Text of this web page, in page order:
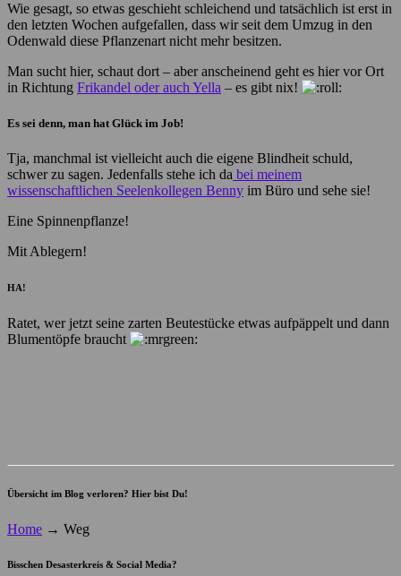
Wie gesagt, so etwas geschieht schleichend und tatsächlich ist erst in
den letzten Wochen aufgefallen, dass wir seit dem Umzug in den
Odenwald diese Pflanzenart nicht mehr besitzen.
Man sucht hier, schaut dort – aber anscheinend geht es hier vor Ort
in Richtung Frikandel oder auch Yella – es gibt nix!
Es sei denn, man hat Glück im Job!
Tja, manchmal ist vielleicht auch die eigene Blindheit schuld,
schwer zu sagen. Jedenfalls stehe ich da bei meinem
wissenschaftlichen Seelenkollegen Benny im Büro und sehe sie!
Eine Spinnenpflanze!
Mit Ablegern!
HA!
Ratet, wer jetzt seine zarten Beutestücke etwas aufpäppelt und dann
Blumentöpfe braucht
Übersicht im Blog verloren? Hier bist Du!
Home → Weg
Bisschen Desasterkreis & Social Media?